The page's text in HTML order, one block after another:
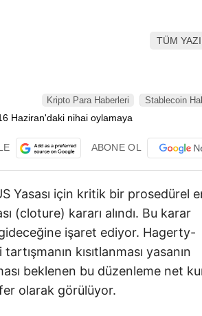
TÜM
Kripto Para Haberleri Stablecoin
ABONE OL
Yasası için kritik bir prosedürel
(cloture) kararı alındı. Bu karar
işaret ediyor. Hagerty-
kısıtlanması yasanın
beklenen bu düzenleme net
olarak görülüyor.